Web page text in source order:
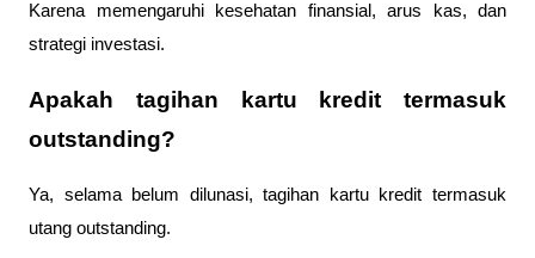
Karena memengaruhi kesehatan finansial, arus kas, dan
strategi investasi.
Apakah tagihan kartu kredit termasuk
outstanding?
Ya, selama belum dilunasi, tagihan kartu kredit termasuk
utang outstanding.